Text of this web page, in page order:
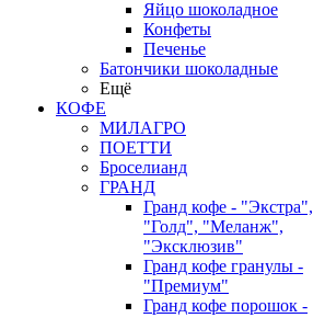
Яйцо шоколадное
Конфеты
Печенье
Батончики шоколадные
Ещё
КОФЕ
МИЛАГРО
ПОЕТТИ
Броселианд
ГРАНД
Гранд кофе - "Экстра",
"Голд", "Меланж",
"Эксклюзив"
Гранд кофе гранулы -
"Премиум"
Гранд кофе порошок -